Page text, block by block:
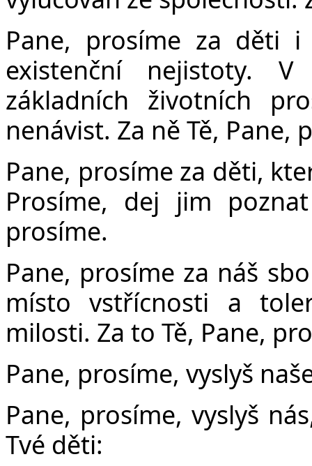
Pane, prosíme za děti
existenční nejistoty.
základních životních
nenávist. Za ně Tě, Pane,
Pane, prosíme za děti,
Prosíme, dej jim
prosíme.
Pane, prosíme za náš
místo vstřícnosti a
milosti. Za to Tě, Pane,
Pane, prosíme, vyslyš
Pane, prosíme, vyslyš
Tvé děti: